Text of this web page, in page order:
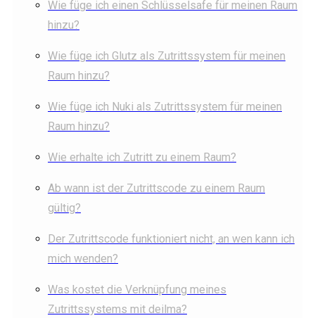
Wie füge ich einen Schlüsselsafe für meinen Raum
hinzu?
Wie füge ich Glutz als Zutrittssystem für meinen
Raum hinzu?
Wie füge ich Nuki als Zutrittssystem für meinen
Raum hinzu?
Wie erhalte ich Zutritt zu einem Raum?
Ab wann ist der Zutrittscode zu einem Raum
gültig?
Der Zutrittscode funktioniert nicht, an wen kann ich
mich wenden?
Was kostet die Verknüpfung meines
Zutrittssystems mit deilma?